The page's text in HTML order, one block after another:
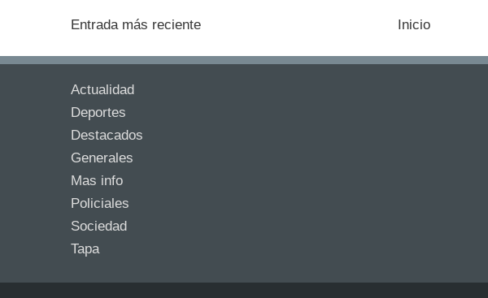
Entrada más reciente Inicio
Actualidad
Deportes
Destacados
Generales
Mas info
Policiales
Sociedad
Tapa